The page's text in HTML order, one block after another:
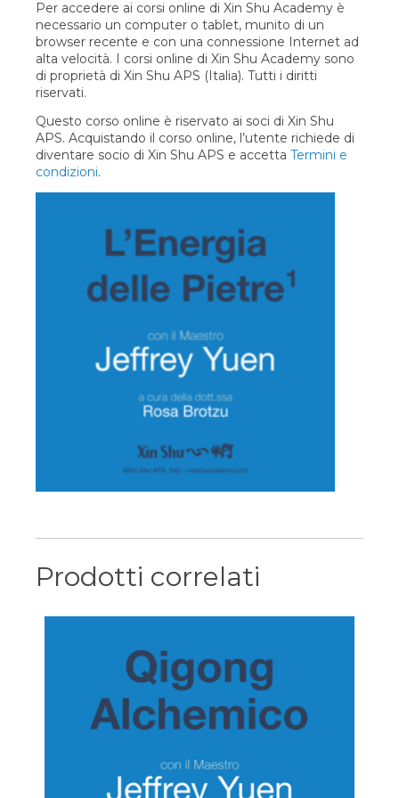
Per accedere ai corsi online di Xin Shu Academy è
necessario un computer o tablet, munito di un
browser recente e con una connessione Internet ad
alta velocità. I corsi online di Xin Shu Academy sono
di proprietà di Xin Shu APS (Italia). Tutti i diritti
riservati.
Questo corso online è riservato ai soci di Xin Shu
APS. Acquistando il corso online, l’utente richiede di
diventare socio di Xin Shu APS e accetta Termini e
condizioni.
Prodotti correlati